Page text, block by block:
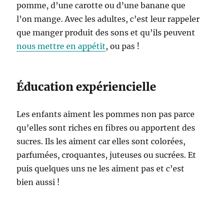
pomme, d’une carotte ou d’une banane que
l’on mange. Avec les adultes, c’est leur rappeler
que manger produit des sons et qu’ils peuvent
nous mettre en appétit, ou pas !
Éducation expériencielle
Les enfants aiment les pommes non pas parce
qu’elles sont riches en fibres ou apportent des
sucres. Ils les aiment car elles sont colorées,
parfumées, croquantes, juteuses ou sucrées. Et
puis quelques uns ne les aiment pas et c’est
bien aussi !